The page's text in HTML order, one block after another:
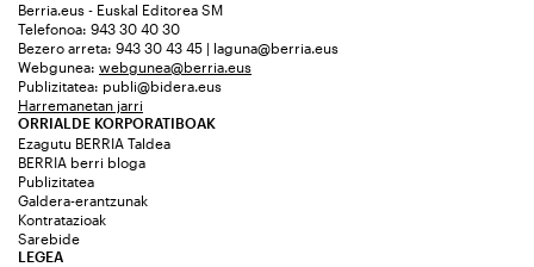
Berria.eus - Euskal Editorea SM
Telefonoa: 943 30 40 30
Bezero arreta: 943 30 43 45 | laguna@berria.eus
Webgunea: webgunea@berria.eus
Publizitatea: publi@bidera.eus
Harremanetan jarri
ORRIALDE KORPORATIBOAK
Ezagutu BERRIA Taldea
BERRIA berri bloga
Publizitatea
Galdera-erantzunak
Kontratazioak
Sarebide
LEGEA